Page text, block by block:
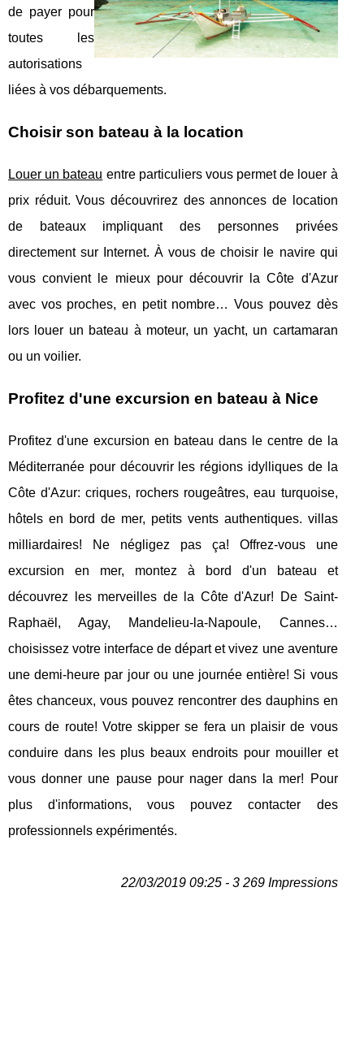
de payer pour
toutes les
autorisations
liées à vos débarquements.
Choisir son bateau à la location
Louer un bateau entre particuliers vous permet de louer à
prix réduit. Vous découvrirez des annonces de location
de bateaux impliquant des personnes privées
directement sur Internet. À vous de choisir le navire qui
vous convient le mieux pour découvrir la Côte d'Azur
avec vos proches, en petit nombre… Vous pouvez dès
lors louer un bateau à moteur, un yacht, un cartamaran
ou un voilier.
Profitez d'une excursion en bateau à Nice
Profitez d'une excursion en bateau dans le centre de la
Méditerranée pour découvrir les régions idylliques de la
Côte d'Azur: criques, rochers rougeâtres, eau turquoise,
hôtels en bord de mer, petits vents authentiques. villas
milliardaires! Ne négligez pas ça! Offrez-vous une
excursion en mer, montez à bord d'un bateau et
découvrez les merveilles de la Côte d'Azur! De Saint-
Raphaël, Agay, Mandelieu-la-Napoule, Cannes…
choisissez votre interface de départ et vivez une aventure
une demi-heure par jour ou une journée entière! Si vous
êtes chanceux, vous pouvez rencontrer des dauphins en
cours de route! Votre skipper se fera un plaisir de vous
conduire dans les plus beaux endroits pour mouiller et
vous donner une pause pour nager dans la mer! Pour
plus d'informations, vous pouvez contacter des
professionnels expérimentés.
22/03/2019 09:25 - 3 269 Impressions